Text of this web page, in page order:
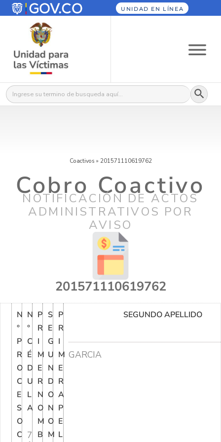
UNIDAD EN LÍNEA
Buscar: Botón
Coactivos » 201571110619762
Cobro Coactivo
NOTIFICACIÓN DE ACTOS
ADMINISTRATIVOS POR
AVISO
201571110619762
N
°
P
R
O
C
E
S
O
C
N
°
C
É
D
U
L
A
7
P
R
I
M
E
R
N
O
M
B
S
E
G
U
N
D
O
N
O
M
P
R
I
M
E
R
A
P
E
L
SEGUNDO APELLIDO
GARCIA